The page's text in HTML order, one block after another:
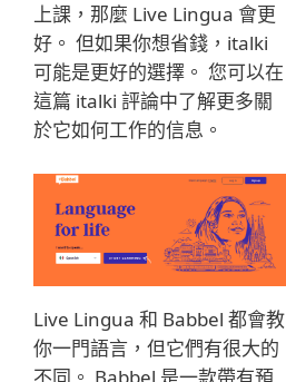
上課，那麼 Live Lingua 會更
好。 但如果你想省錢，italki
可能是更好的選擇。 您可以在
這篇 italki 評論中了解更多關
於它如何工作的信息。
Live Lingua 和 Babbel 都會教
你一門語言，但它們有很大的
不同。 Babbel 是一款帶有預